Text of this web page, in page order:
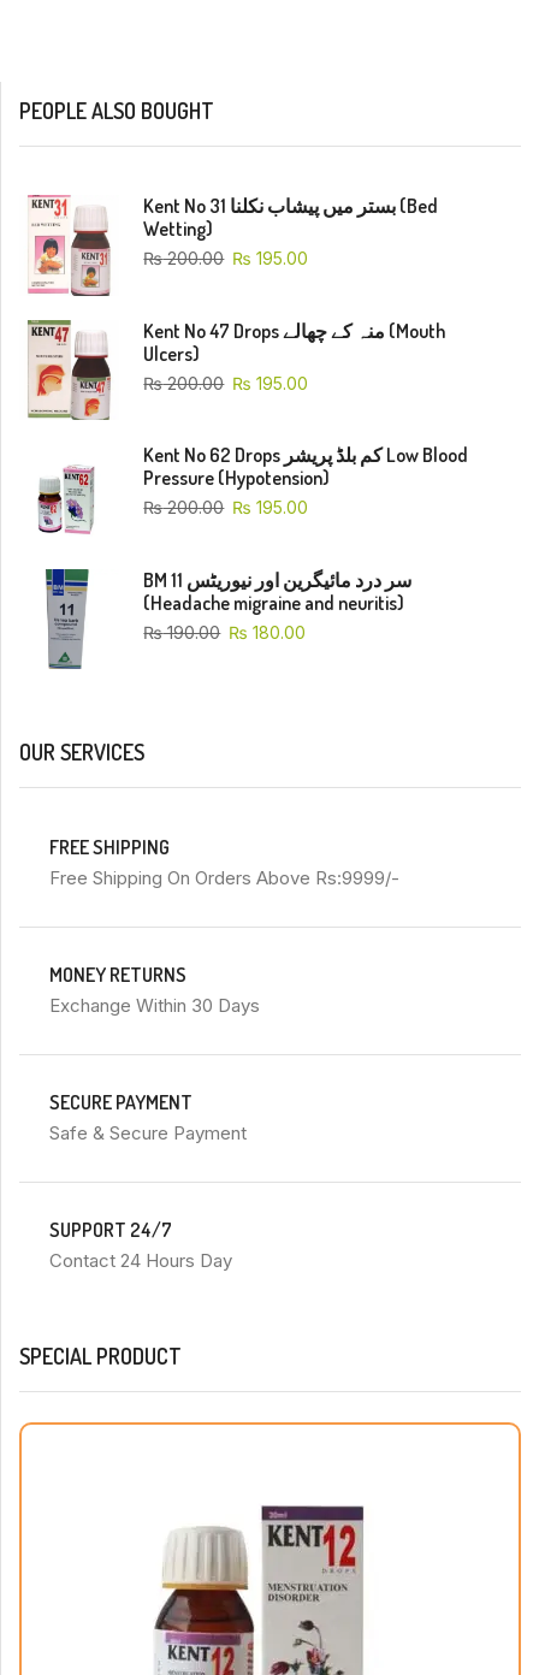
PEOPLE ALSO BOUGHT
Kent No 31 بستر میں پیشاب نکلنا (Bed
Wetting)
₨200.00 ₨ 195.00
Kent No 47 Drops منہ کے چھالے (Mouth
Ulcers)
₨200.00 ₨ 195.00
Kent No 62 Drops کم بلڈ پریشر Low Blood
Pressure (Hypotension)
₨200.00 ₨ 195.00
BM 11 سر درد مائیگرین اور نیوریٹس
(Headache migraine and neuritis)
₨190.00 ₨ 180.00
OUR SERVICES
FREE SHIPPING
Free Shipping On Orders Above Rs:9999/-
MONEY RETURNS
Exchange Within 30 Days
SECURE PAYMENT
Safe & Secure Payment
SUPPORT 24/7
Contact 24 Hours Day
SPECIAL PRODUCT